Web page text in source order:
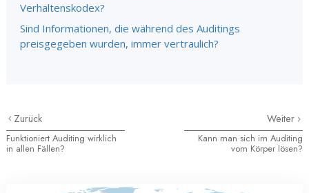
Verhaltenskodex?
Sind Informationen, die während des Auditings
preisgegeben wurden, immer vertraulich?
Zurück
Funktioniert Auditing wirklich
in allen Fällen?
Weiter
Kann man sich im Auditing
vom Körper lösen?